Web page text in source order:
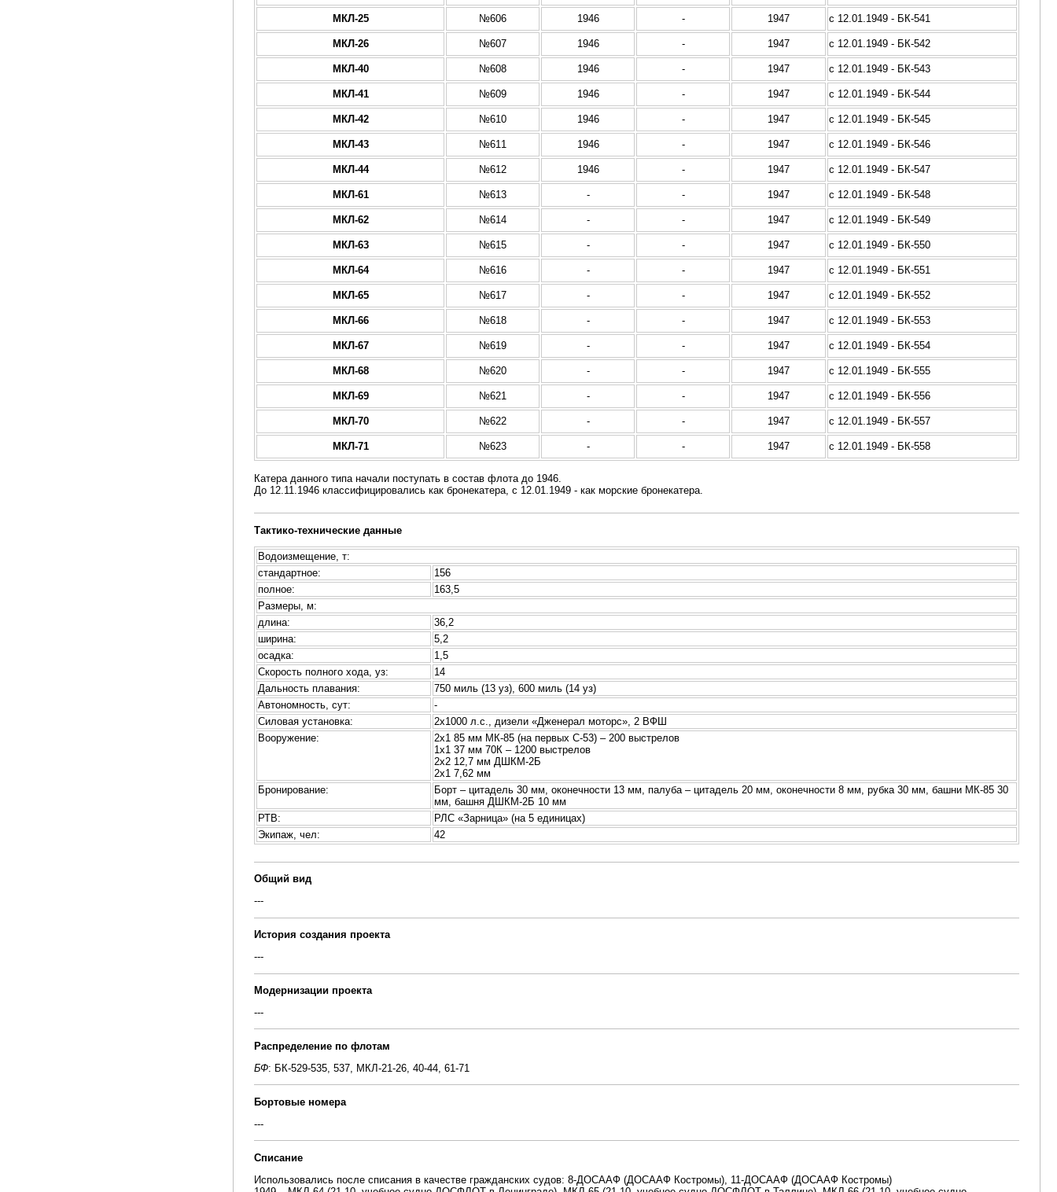
МКЛ-25 №606 1946 - 1947 с 12.01.1949 - БК-541
МКЛ-26 №607 1946 - 1947 с 12.01.1949 - БК-542
МКЛ-40 №608 1946 - 1947 с 12.01.1949 - БК-543
МКЛ-41 №609 1946 - 1947 с 12.01.1949 - БК-544
МКЛ-42 №610 1946 - 1947 с 12.01.1949 - БК-545
МКЛ-43 №611 1946 - 1947 с 12.01.1949 - БК-546
МКЛ-44 №612 1946 - 1947 с 12.01.1949 - БК-547
МКЛ-61 №613 - - 1947 с 12.01.1949 - БК-548
МКЛ-62 №614 - - 1947 с 12.01.1949 - БК-549
МКЛ-63 №615 - - 1947 с 12.01.1949 - БК-550
МКЛ-64 №616 - - 1947 с 12.01.1949 - БК-551
МКЛ-65 №617 - - 1947 с 12.01.1949 - БК-552
МКЛ-66 №618 - - 1947 с 12.01.1949 - БК-553
МКЛ-67 №619 - - 1947 с 12.01.1949 - БК-554
МКЛ-68 №620 - - 1947 с 12.01.1949 - БК-555
МКЛ-69 №621 - - 1947 с 12.01.1949 - БК-556
МКЛ-70 №622 - - 1947 с 12.01.1949 - БК-557
МКЛ-71 №623 - - 1947 с 12.01.1949 - БК-558
Катера данного типа начали поступать в состав флота до 1946.
До 12.11.1946 классифицировались как бронекатера, с 12.01.1949 - как морские бронекатера.
Тактико-технические данные
Водоизмещение, т:
стандартное:
156
полное:
163,5
Размеры, м:
длина:
36,2
ширина:
5,2
осадка:
1,5
Скорость полного хода, уз:
14
Дальность плавания:
750 миль (13 уз), 600 миль (14 уз)
Автономность, сут:
-
Силовая установка:
2х1000 л.с., дизели «Дженерал моторс», 2 ВФШ
Вооружение:
2х1 85 мм МК-85 (на первых С-53) – 200 выстрелов
1х1 37 мм 70К – 1200 выстрелов
2х2 12,7 мм ДШКМ-2Б
2х1 7,62 мм
Бронирование:
Борт – цитадель 30 мм, оконечности 13 мм, палуба – цитадель 20 мм, оконечности 8 мм, рубка 30 мм, башни МК-85 30
мм, башня ДШКМ-2Б 10 мм
РТВ:
РЛС «Зарница» (на 5 единицах)
Экипаж, чел:
42
Общий вид
---
История создания проекта
---
Модернизации проекта
---
Распределение по флотам
БФ: БК-529-535, 537, МКЛ-21-26, 40-44, 61-71
Бортовые номера
---
Списание
Использовались после списания в качестве гражданских судов: 8-ДОСААФ (ДОСААФ Костромы), 11-ДОСААФ (ДОСААФ Костромы)